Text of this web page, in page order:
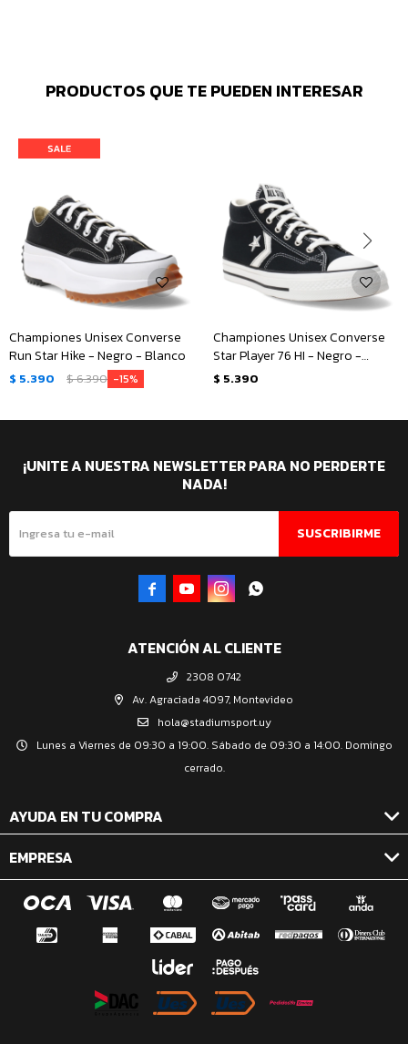
PRODUCTOS QUE TE PUEDEN INTERESAR
Championes Unisex Converse
Run Star Hike - Negro - Blanco
$ 5.390 $6.390 15
Championes Unisex Converse
Star Player 76 HI - Negro -
Blanco
$ 5.390
ATENCIÓN AL CLIENTE
2308 0742
Av. Agraciada 4097, Montevideo
hola@stadiumsport.uy
Lunes a Viernes de 09:30 a 19:00. Sábado de 09:30 a 14:00. Domingo
cerrado.
AYUDA EN TU COMPRA
EMPRESA
¡UNITE A NUESTRA NEWSLETTER PARA NO PERDERTE
NADA!
SUSCRIBIRME
   